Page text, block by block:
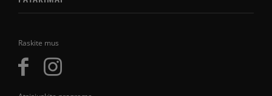
Raskite mus